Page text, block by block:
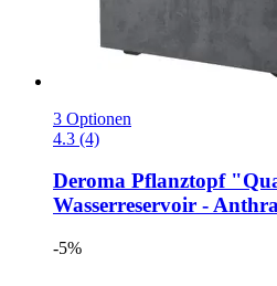
3 Optionen
4.3 (4)
Deroma Pflanztopf
Wasserreservoir -​
-5%